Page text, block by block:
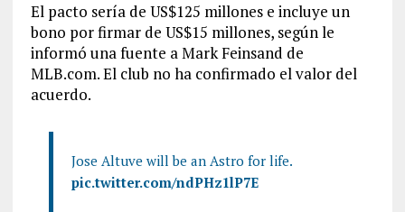
El pacto sería de US$125 millones e incluye un
bono por firmar de US$15 millones, según le
informó una fuente a Mark Feinsand de
MLB.com. El club no ha confirmado el valor del
acuerdo.
Jose Altuve will be an Astro for life.
pic.twitter.com/ndPHz1lP7E